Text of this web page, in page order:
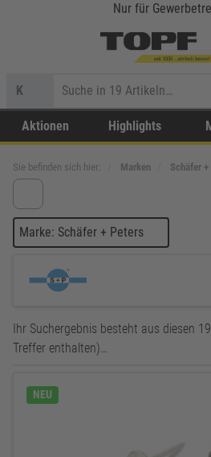
Nur für
K
Aktionen Highlights
Sie befinden sich hier: Marken Schäfer
Marke: Schäfer + Peters
Ihr Suchergebnis besteht aus diesen
Treffer enthalten)…
NEU